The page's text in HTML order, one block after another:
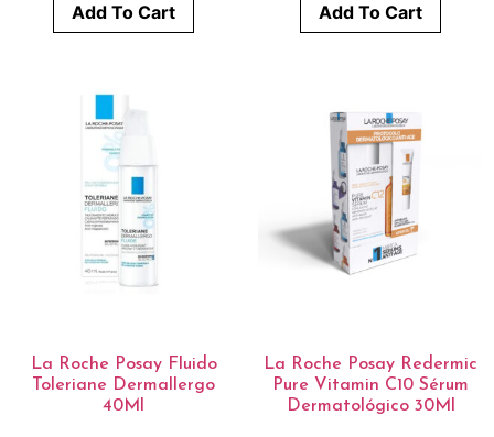
Add To Cart Add To Cart
La Roche Posay Fluido
Toleriane Dermallergo
40Ml
La Roche Posay Redermic
Pure Vitamin C10 Sérum
Dermatológico 30Ml